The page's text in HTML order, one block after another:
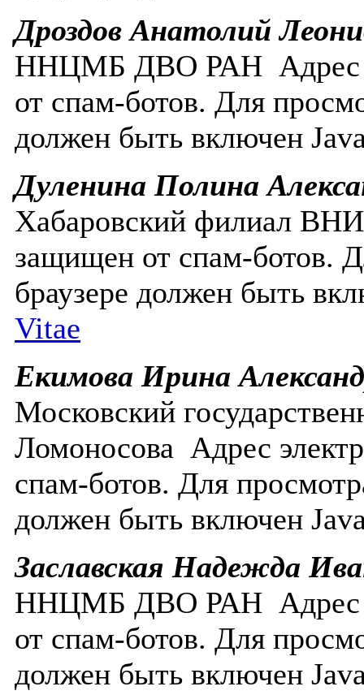
Дроздов Анатолий
ННЦМБ ДВО РАН
от спам-ботов. Для
должен быть включен
Дуленина Полина
Хабаровский филиал
защищен от спам-ботов.
браузере должен быть
Vitae
Екимова Ирина
Московский
Ломоносова Адрес
спам-ботов. Для
должен быть включен
Заславская Надежда
ННЦМБ ДВО РАН
от спам-ботов. Для
должен быть включен